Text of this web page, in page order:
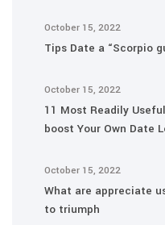
October 15, 2022
Tips Date a “Scorpio
October 15, 2022
11 Most Readily
boost Your Own Date
October 15, 2022
What are appreciate
to triumph